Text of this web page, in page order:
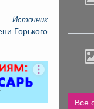
Источник
Горького
Все